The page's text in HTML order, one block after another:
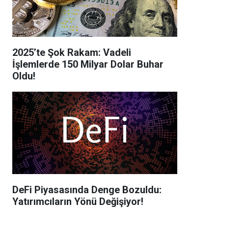
2025’te Şok Rakam: Vadeli
İşlemlerde 150 Milyar Dolar Buhar
Oldu!
DeFi Piyasasında Denge Bozuldu:
Yatırımcıların Yönü Değişiyor!